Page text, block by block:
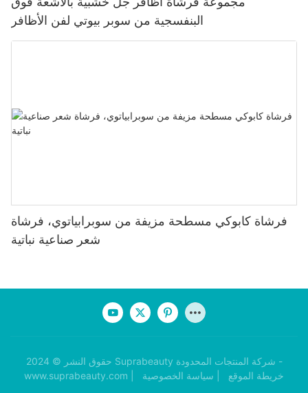
البنفسجية من سوبر بيوتي لفن الأظافر
فرشاة كابوكي مسطحة مزيفة من سوبرابياتوي، فرشاة
شعر صناعية نباتية
حقوق النشر © 2024 Suprabeauty شركة المنتجات المحدودة -
www.suprabeauty.com |
خريطة الموقع سياسة الخصوصية